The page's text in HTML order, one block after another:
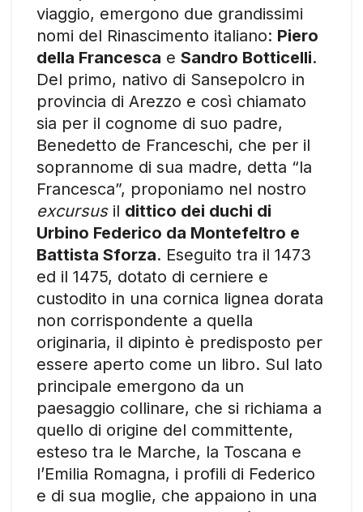
viaggio, emergono due grandissimi
nomi del Rinascimento italiano: Piero
della Francesca e Sandro Botticelli.
Del primo, nativo di Sansepolcro in
provincia di Arezzo e così chiamato
sia per il cognome di suo padre,
Benedetto de Franceschi, che per il
soprannome di sua madre, detta “la
Francesca”, proponiamo nel nostro
excursus il dittico dei duchi di
Urbino Federico da Montefeltro e
Battista Sforza. Eseguito tra il 1473
ed il 1475, dotato di cerniere e
custodito in una cornica lignea dorata
non corrispondente a quella
originaria, il dipinto è predisposto per
essere aperto come un libro. Sul lato
principale emergono da un
paesaggio collinare, che si richiama a
quello di origine del committente,
esteso tra le Marche, la Toscana e
l’Emilia Romagna, i profili di Federico
e di sua moglie, che appaiono in una